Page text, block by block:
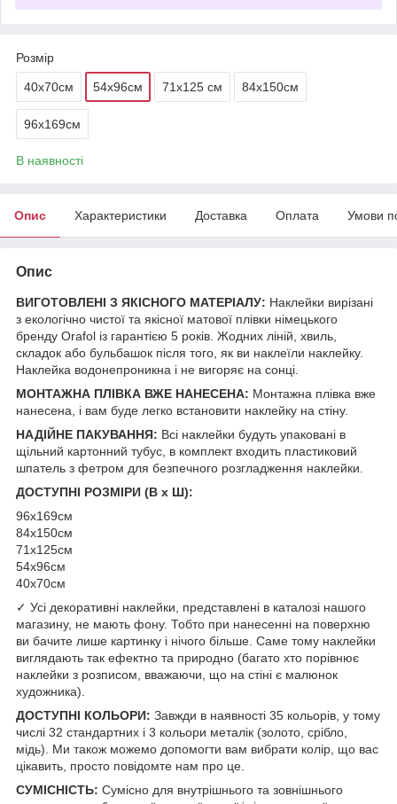
Розмір
40x70см 54x96см 71x125 см 84x150см
96x169см
В наявності
Опис Характеристики Доставка Оплата Умови
Опис
ВИГОТОВЛЕНІ З ЯКІСНОГО МАТЕРІАЛУ: Наклейки вирізані
з екологічно чистої та якісної матової плівки німецького
бренду Orafol із гарантією 5 років. Жодних ліній, хвиль,
складок або бульбашок після того, як ви наклеїли наклейку.
Наклейка водонепроникна і не вигоряє на сонці.
МОНТАЖНА ПЛІВКА ВЖЕ НАНЕСЕНА: Монтажна плівка вже
нанесена, і вам буде легко встановити наклейку на стіну.
НАДІЙНЕ ПАКУВАННЯ: Всі наклейки будуть упаковані в
щільний картонний тубус, в комплект входить пластиковий
шпатель з фетром для безпечного розгладження наклейки.
ДОСТУПНІ РОЗМІРИ (В х Ш):
96x169см
84x150см
71x125см
54x96см
40x70см
✓ Усі декоративні наклейки, представлені в каталозі нашого
магазину, не мають фону. Тобто при нанесенні на поверхню
ви бачите лише картинку і нічого більше. Саме тому наклейки
виглядають так ефектно та природно (багато хто порівнює
наклейки з розписом, вважаючи, що на стіні є малюнок
художника).
ДОСТУПНІ КОЛЬОРИ: Завжди в наявності 35 кольорів, у тому
числі 32 стандартних і 3 кольори металік (золото, срібло,
мідь). Ми також можемо допомогти вам вибрати колір, що вас
цікавить, просто повідомте нам про це.
СУМІСНІСТЬ: Сумісно для внутрішнього та зовнішнього